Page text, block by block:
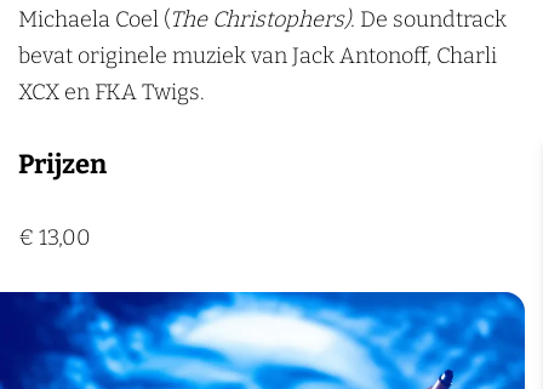
e
k
Michaela Coel (The Christophers). De soundtrack
bevat originele muziek van Jack Antonoff, Charli
XCX en FKA Twigs.
Prijzen
€ 13,00